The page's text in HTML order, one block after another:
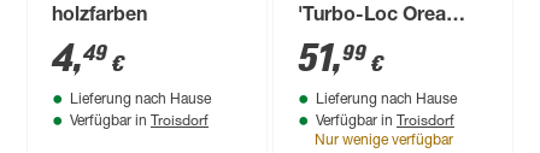
holzfarben
4,49 €
Lieferung nach Hause
Verfügbar in Troisdorf
'Turbo-Loc Orea
Bamboo'
bambus/schwarz
doppelreihig 60 cm
51,99 €
Lieferung nach Hause
Verfügbar in Troisdorf
Nur wenige verfügbar